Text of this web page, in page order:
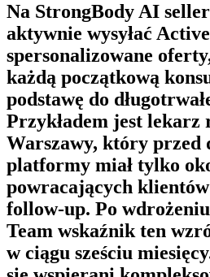
Na StrongBody AI
aktywnie wysyłać
spersonalizowane
każdą początkową
podstawę do
Przykładem jest lekarz
Warszawy, który przed
platformy miał tylko
powracających
follow-up. Po wdrożeniu
Team wskaźnik ten
w ciągu sześciu